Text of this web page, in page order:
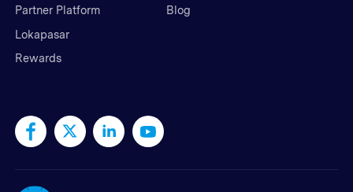
Partner Platform
Lokapasar
Rewards
Blog